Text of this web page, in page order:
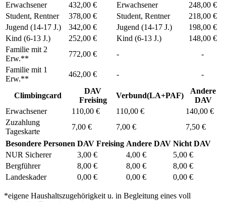
Erwachsener
432,00 € Erwachsener
248,00 €
Student, Rentner
378,00 € Student, Rentner
218,00 €
Jugend (14-17 J.)
342,00 € Jugend (14-17 J.)
198,00 €
Kind (6-13 J.)
252,00 € Kind (6-13 J.)
148,00 €
Familie mit 2
Erw.**
772,00 € -
-
Familie mit 1
Erw.**
462,00 € - -
Climbingcard
DAV
Freising
Verbund(LA+PAF)
Andere
DAV
Erwachsener
110,00 € 110,00 €
140,00 €
Zuzahlung
Tageskarte
7,00 € 7,00 €
7,50 €
Besondere Personen DAV Freising Andere DAV Nicht DAV
NUR Sicherer
3,00 € 4,00 €
5,00 €
Bergführer
8,00 € 8,00 €
8,00 €
Landeskader
0,00 € 0,00 € 0,00 €
*eigene Haushaltszugehörigkeit u. in Begleitung eines voll